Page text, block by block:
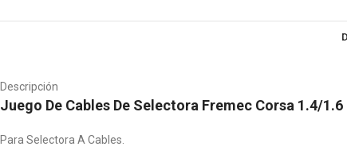
Descripción
Juego De Cables De Selectora Fremec Corsa 1.4/
Para Selectora A Cables.